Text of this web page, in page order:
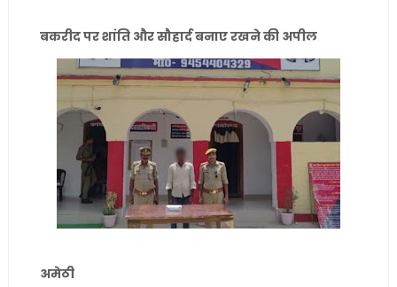
बकरीद पर शांति और सौहार्द बनाए रखने की अपील
अमेठी